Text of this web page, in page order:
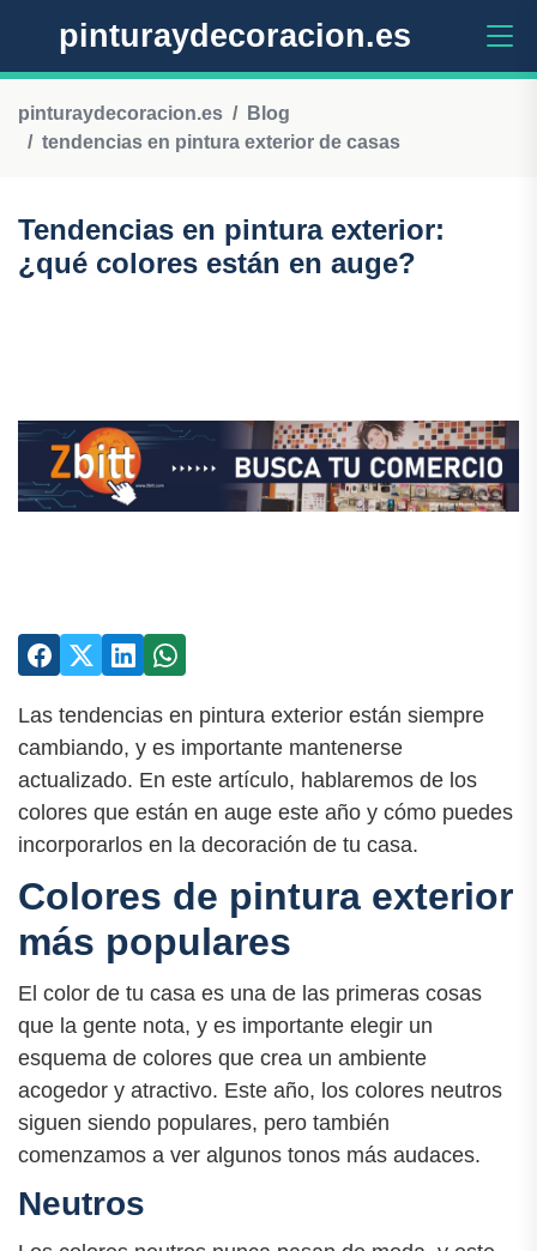
pinturaydecoracion.es
pinturaydecoracion.es
Blog
tendencias en pintura exterior de casas
Tendencias en pintura exterior:
¿qué colores están en auge?
Las tendencias en pintura exterior están siempre
cambiando, y es importante mantenerse
actualizado. En este artículo, hablaremos de los
colores que están en auge este año y cómo puedes
incorporarlos en la decoración de tu casa.
Colores de pintura exterior
más populares
El color de tu casa es una de las primeras cosas
que la gente nota, y es importante elegir un
esquema de colores que crea un ambiente
acogedor y atractivo. Este año, los colores neutros
siguen siendo populares, pero también
comenzamos a ver algunos tonos más audaces.
Neutros